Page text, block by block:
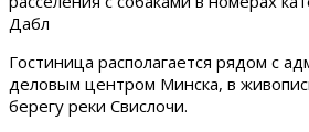
Дабл
Гостиница располагается рядом с
деловым центром Минска, в
берегу реки Свислочи.